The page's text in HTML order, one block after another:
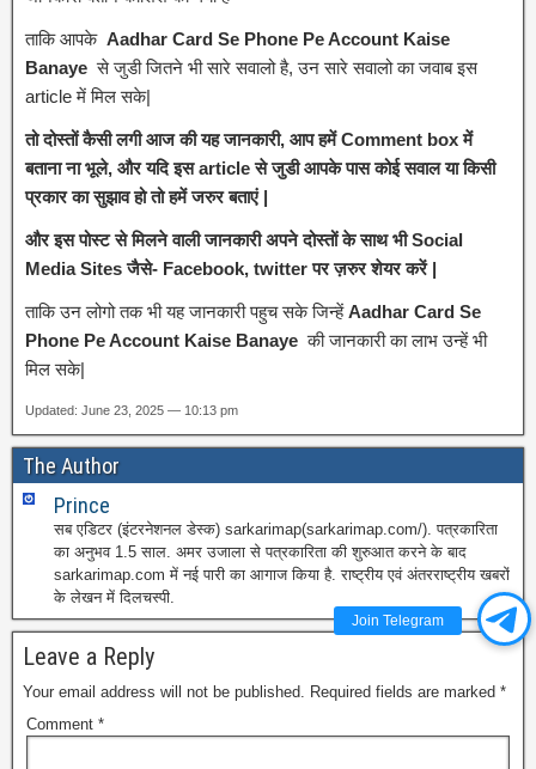
Join Telegram
ताकि आपकेAadhar Card Se Phone Pe Account Kaise
Banayeसे जुडी जितने भी सारे सवालो है, उन सारे सवालो का जवाब इस
article में मिल सके|
तो दोस्तों कैसी लगी आज की यह जानकारी, आप हमें Comment box में
बताना ना भूले, और यदि इस article से जुडी आपके पास कोई सवाल या किसी
प्रकार का सुझाव हो तो हमें जरुर बताएं |
और इस पोस्ट से मिलने वाली जानकारी अपने दोस्तों के साथ भी Social
Media Sites जैसे- Facebook, twitter पर ज़रुर शेयर करें |
ताकि उन लोगो तक भी यह जानकारी पहुच सके जिन्हेंAadhar Card Se
Phone Pe Account Kaise Banayeकी जानकारी का लाभ उन्हें भी
मिल सके|
Updated: June 23, 2025 — 10:13 pm
The Author
Prince
सब एडिटर (इंटरनेशनल डेस्क) sarkarimap(sarkarimap.com/). पत्रकारिता
का अनुभव 1.5 साल. अमर उजाला से पत्रकारिता की शुरुआत करने के बाद
sarkarimap.com में नई पारी का आगाज किया है. राष्ट्रीय एवं अंतरराष्ट्रीय खबरों
के लेखन में दिलचस्पी.
Leave a Reply
Your email address will not be published. Required fields are marked *
Comment *